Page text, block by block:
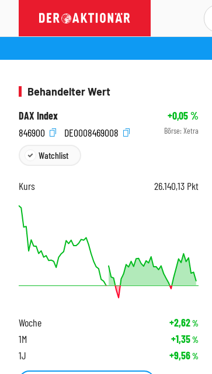
Behandelter Wert
DAX Index
+0,05%
846900
DE0008469008 Börse: Xetra
Watchlist
Kurs 26.140,13 Pkt
Woche +2,62%
1M +1,35%
1J +9,56%